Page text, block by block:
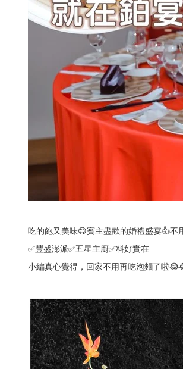
吃的飽又美味😋賓主盡歡的婚禮盛宴👍不
✅豐盛澎派✅五星主廚✅料好實在
小編真心覺得，回家不用再吃泡麵了啦